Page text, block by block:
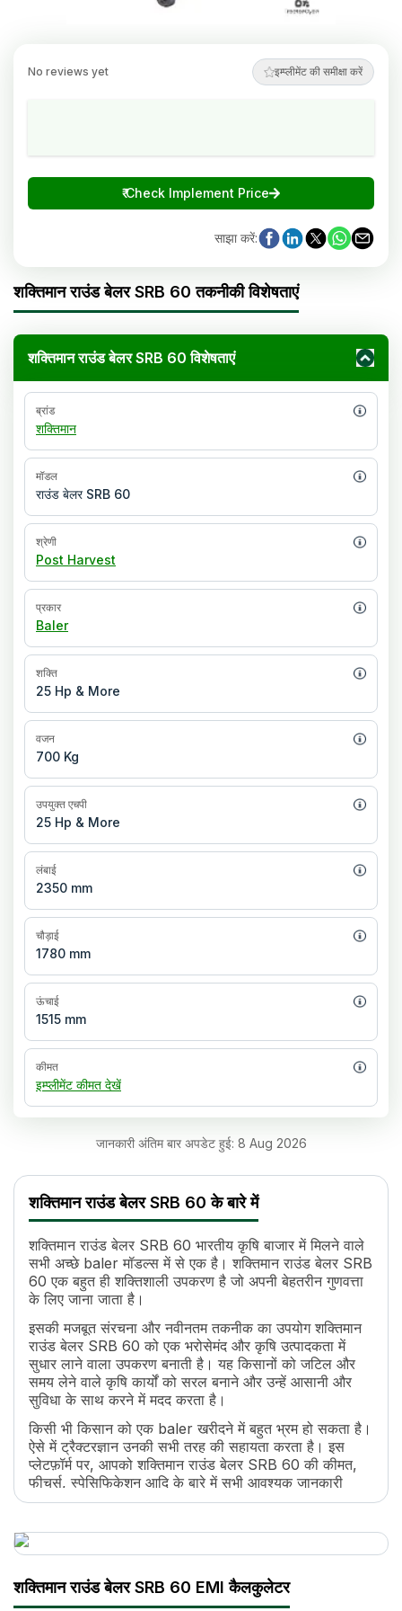
No reviews yet इम्प्लीमेंट की समीक्षा करें
₹Check Implement Price
साझा करें:
शक्तिमान राउंड बेलर SRB 60 तकनीकी विशेषताएं
शक्तिमान राउंड बेलर SRB 60 विशेषताएं
ब्रांड
शक्तिमान
मॉडल
राउंड बेलर SRB 60
श्रेणी
Post Harvest
प्रकार
Baler
शक्ति
25 Hp & More
वजन
700 Kg
उपयुक्त एचपी
25 Hp & More
लंबाई
2350 mm
चौड़ाई
1780 mm
ऊंचाई
1515 mm
कीमत
इम्प्लीमेंट कीमत देखें
जानकारी अंतिम बार अपडेट हुई: 8 Aug 2026
शक्तिमान राउंड बेलर SRB 60के बारे में
शक्तिमान राउंड बेलर SRB 60 भारतीय कृषि बाजार में मिलने वाले
सभी अच्छे baler मॉडल्स में से एक है। शक्तिमान राउंड बेलर SRB
60 एक बहुत ही शक्तिशाली उपकरण है जो अपनी बेहतरीन गुणवत्ता
के लिए जाना जाता है।
इसकी मजबूत संरचना और नवीनतम तकनीक का उपयोग शक्तिमान
राउंड बेलर SRB 60 को एक भरोसेमंद और कृषि उत्पादकता में
सुधार लाने वाला उपकरण बनाती है। यह किसानों को जटिल और
समय लेने वाले कृषि कार्यों को सरल बनाने और उन्हें आसानी और
सुविधा के साथ करने में मदद करता है।
किसी भी किसान को एक baler खरीदने में बहुत भ्रम हो सकता है।
ऐसे में ट्रैक्टरज्ञान उनकी सभी तरह की सहायता करता है। इस
प्लेटफ़ॉर्म पर, आपको शक्तिमान राउंड बेलर SRB 60 की कीमत,
फीचर्स, स्पेसिफिकेशन आदि के बारे में सभी आवश्यक जानकारी
मिलेगी।
से एक क्यों है?
यह एक शक्तिशाली baler है जो सभी ट्रैक्टरों के साथ
आसानी से जुड़ जाता है।
शक्तिमान राउंड बेलर SRB 60 EMI कैलकुलेटर